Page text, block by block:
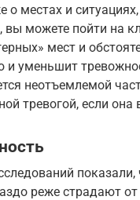
о местах и
вы можете пойти на
мест и
уменьшит
неотъемлемой
тревогой, если
показали,
реже страдают